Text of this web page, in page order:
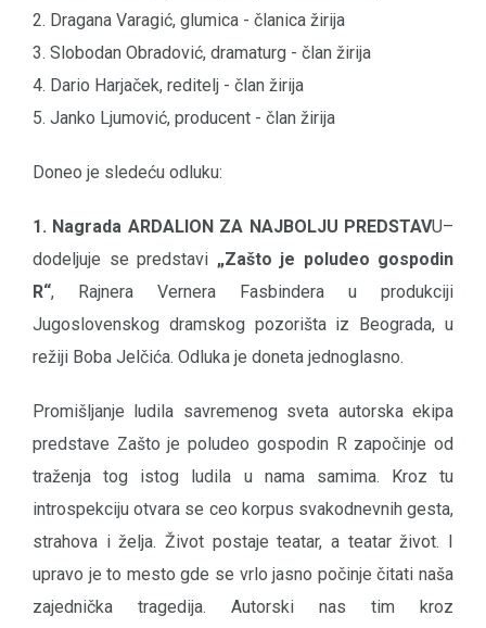
2. Dragana Varagić, glumica - članica žirija
3. Slobodan Obradović, dramaturg - član žirija
4. Dario Harjaček, reditelj - član žirija
5. Janko Ljumović, producent - član žirija
Doneo je sledeću odluku:
1. Nagrada ARDALION ZA NAJBOLJU PREDSTAVU–
dodeljuje se predstavi „Zašto je poludeo gospodin
R“, Rajnera Vernera Fasbindera u produkciji
Jugoslovenskog dramskog pozorišta iz Beograda, u
režiji Boba Jelčića. Odluka je doneta jednoglasno.
Promišljanje ludila savremenog sveta autorska ekipa
predstave Zašto je poludeo gospodin R započinje od
traženja tog istog ludila u nama samima. Kroz tu
introspekciju otvara se ceo korpus svakodnevnih gesta,
strahova i želja. Život postaje teatar, a teatar život. I
upravo je to mesto gde se vrlo jasno počinje čitati naša
zajednička tragedija. Autorski nas tim kroz